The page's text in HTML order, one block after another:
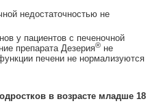
недостаточностью не
у пациентов с печеночной
препарата Дезерия®не
печени не нормализуются
в возрасте младше 18